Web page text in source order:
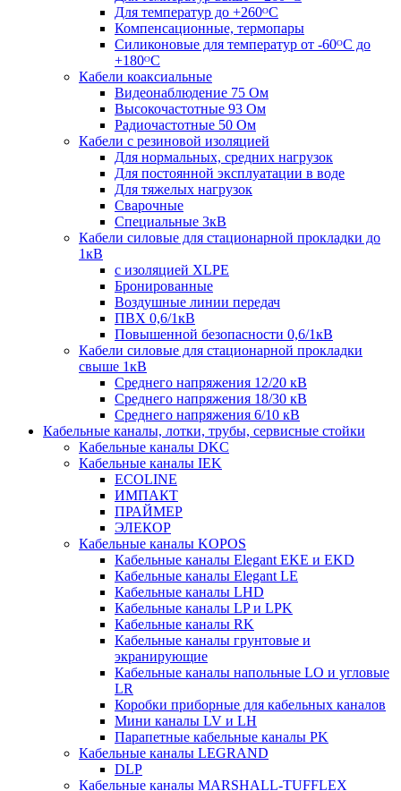
Для температур до +260ᴼС
Компенсационные, термопары
Силиконовые для температур от -60ᴼC до
+180ᴼС
Кабели коаксиальные
Видеонаблюдение 75 Ом
Высокочастотные 93 Ом
Радиочастотные 50 Ом
Кабели с резиновой изоляцией
Для нормальных, средних нагрузок
Для постоянной эксплуатации в воде
Для тяжелых нагрузок
Сварочные
Специальные 3кВ
Кабели силовые для стационарной прокладки до
1кВ
c изоляцией XLPE
Бронированные
Воздушные линии передач
ПВХ 0,6/1кВ
Повышенной безопасности 0,6/1кВ
Кабели силовые для стационарной прокладки
свыше 1кВ
Среднего напряжения 12/20 кВ
Среднего напряжения 18/30 кВ
Среднего напряжения 6/10 кВ
Кабельные каналы, лотки, трубы, сервисные стойки
Кабельные каналы DKC
Кабельные каналы IEK
ECOLINE
ИМПАКТ
ПРАЙМЕР
ЭЛЕКОР
Кабельные каналы KOPOS
Кабельные каналы Elegant EKE и EKD
Кабельные каналы Elegant LE
Кабельные каналы LHD
Кабельные каналы LP и LPK
Кабельные каналы RK
Кабельные каналы грунтовые и
экранирующие
Кабельные каналы напольные LO и угловые
LR
Коробки приборные для кабельных каналов
Мини каналы LV и LH
Парапетные кабельные каналы PK
Кабельные каналы LEGRAND
DLP
Кабельные каналы MARSHALL-TUFFLEX